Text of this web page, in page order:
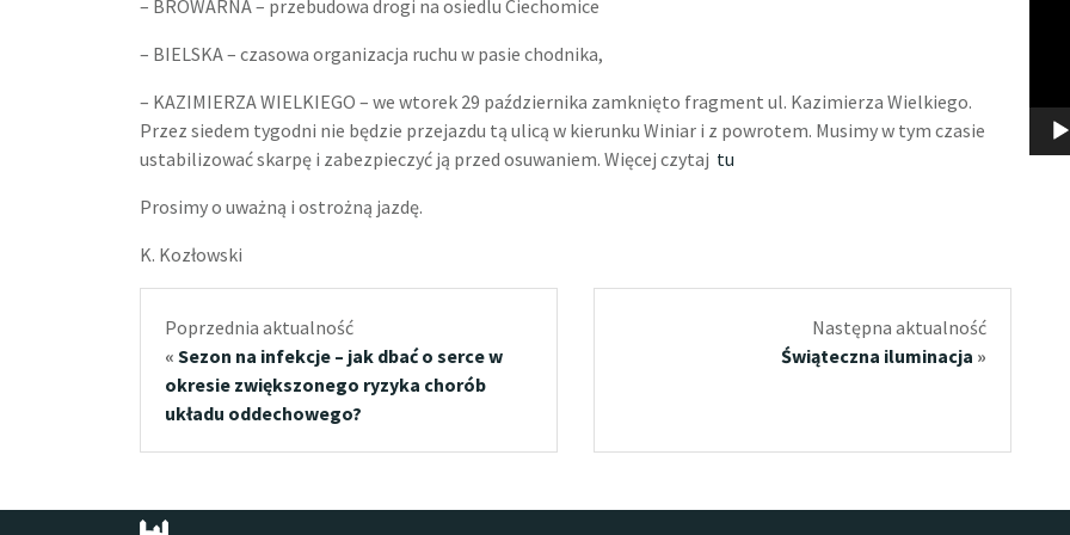
– BROWARNA – przebudowa drogi na osiedlu Ciechomice
– BIELSKA – czasowa organizacja ruchu w pasie chodnika,
– KAZIMIERZA WIELKIEGO – we wtorek 29 października zamknięto fragment ul. Kazimierza Wielkiego.
Przez siedem tygodni nie będzie przejazdu tą ulicą w kierunku Winiar i z powrotem. Musimy w tym czasie
ustabilizować skarpę i zabezpieczyć ją przed osuwaniem. Więcej czytaj tu
Prosimy o uważną i ostrożną jazdę.
K. Kozłowski
Poprzednia aktualność
« Sezon na infekcje – jak dbać o serce w
okresie zwiększonego ryzyka chorób
układu oddechowego?
Następna aktualność
Świąteczna iluminacja »